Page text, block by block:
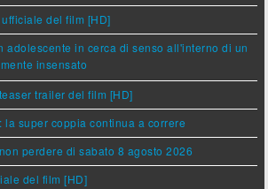
del film [HD]
adolescente in cerca di senso all'interno di un
insensato
trailer del film [HD]
la super coppia continua a correre
perdere di sabato 8 agosto 2026
del film [HD]